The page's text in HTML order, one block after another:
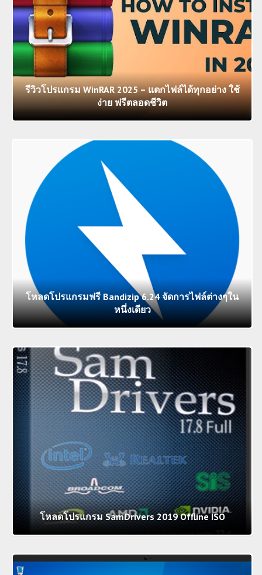
รีวิวโปรแกรม WinRAR 2025 – แตกไฟล์ได้ทุกอย่าง ใช้
ง่าย ฟรีตลอดชีวิต
โหลดโปรแกรมฟรี Bandizip 6.24 จัดการไฟล์ต่างๆใน
หนึ่งเดียว
โหลดโปรแกรม SamDrivers 2019 Offline ISO